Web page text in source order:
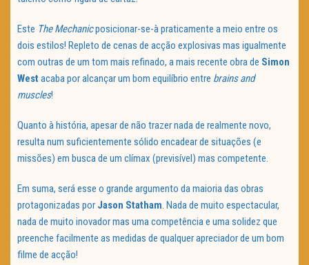
Este The Mechanicposicionar-se-à praticamente a meio entre os
dois estilos! Repleto de cenas de acção explosivas mas igualmente
com outras de um tom mais refinado, a mais recente obra de Simon
Westacaba por alcançar um bom equilíbrio entre brains and
muscles!
Quanto à história, apesar de não trazer nada de realmente novo,
resulta num suficientemente sólido encadear de situações (e
missões) em busca de um clímax (previsível) mas competente.
Em suma, será esse o grande argumento da maioria das obras
protagonizadas por Jason Statham. Nada de muito espectacular,
nada de muito inovador mas uma competência e uma solidez que
preenche facilmente as medidas de qualquer apreciador de um bom
filme de acção!